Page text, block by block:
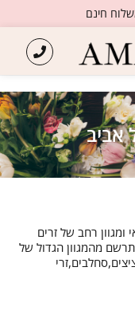
חינם
אביב
רחב של זרים
מהמגוון הגדול של